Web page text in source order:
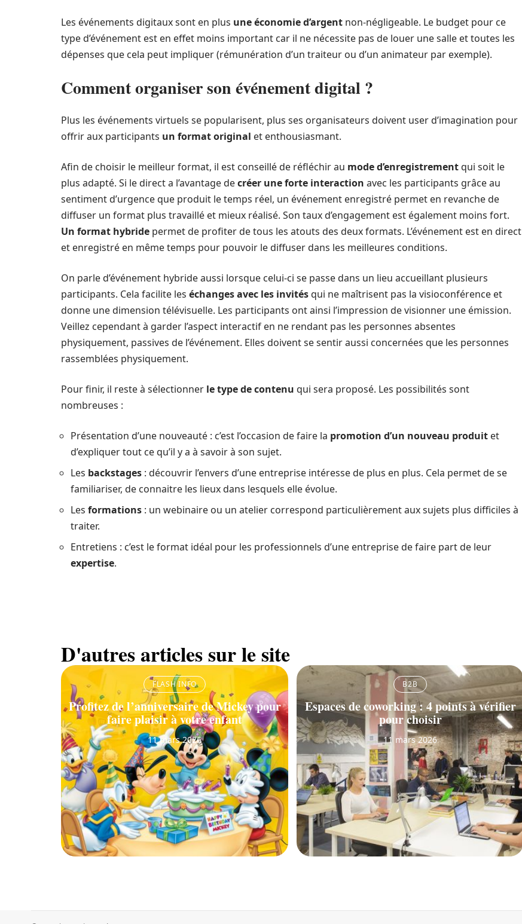
Les événements digitaux sont en plus une économie d’argent non-négligeable. Le budget pour ce
type d’événement est en effet moins important car il ne nécessite pas de louer une salle et toutes les
dépenses que cela peut impliquer (rémunération d’un traiteur ou d’un animateur par exemple).
Comment organiser son événement digital ?
Plus les événements virtuels se popularisent, plus ses organisateurs doivent user d’imagination pour
offrir aux participants un format original et enthousiasmant.
Afin de choisir le meilleur format, il est conseillé de réfléchir au mode d’enregistrementqui soit le
plus adapté. Si le direct a l’avantage decréer une forte interaction avec les participants grâce au
sentiment d’urgence que produit le temps réel, un événement enregistré permet en revanche de
diffuser un format plus travaillé et mieux réalisé. Son taux d’engagement est également moins fort.
Un format hybride permet de profiter de tous les atouts des deux formats. L’événement est en direct
et enregistré en même temps pour pouvoir le diffuser dans les meilleures conditions.
On parle d’événement hybride aussi lorsque celui-ci se passe dans un lieu accueillant plusieurs
participants. Cela facilite les échanges avec les invitésqui ne maîtrisent pas la visioconférence et
donne une dimension télévisuelle. Les participants ont ainsi l’impression de visionner une émission.
Veillez cependant à garder l’aspect interactif en ne rendant pas les personnes absentes
physiquement, passives de l’événement. Elles doivent se sentir aussi concernées que les personnes
rassemblées physiquement.
Pour finir, il reste à sélectionner le type de contenu qui sera proposé. Les possibilités sont
nombreuses :
Présentation d’une nouveauté : c’est l’occasion de faire la promotion d’un nouveau produit et
d’expliquer tout ce qu’il y a à savoir à son sujet.
Les backstages : découvrir l’envers d’une entreprise intéresse de plus en plus. Cela permet de se
familiariser, de connaitre les lieux dans lesquels elle évolue.
Les formations : un webinaire ou un atelier correspond particulièrement aux sujets plus difficiles à
traiter.
Entretiens : c’est le format idéal pour les professionnels d’une entreprise de faire part de leur
expertise.
D'autres articles sur le site
FLASH INFO
Profitez de l’anniversaire de Mickey pour
faire plaisir à votre enfant
11 mars 2026
B2B
Espaces de coworking : 4 points à vérifier
pour choisir
11 mars 2026